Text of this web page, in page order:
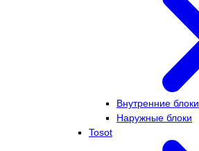
Внутренние блоки
Наружные блоки
Tosot